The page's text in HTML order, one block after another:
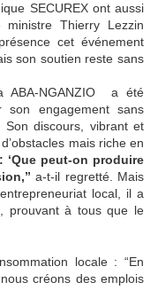
SECUREX ont aussi
ministre Thierry Lezzin
cet événement
son soutien reste sans
ABA-NGANZIO a été
son engagement sans
discours, vibrant et
mais riche en
‘Que peut-on produire
a-t-il regretté. Mais
local, il a
prouvant à tous que le
locale : “En
créons des emplois